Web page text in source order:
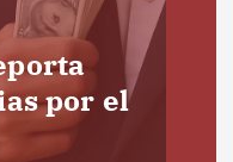
por el